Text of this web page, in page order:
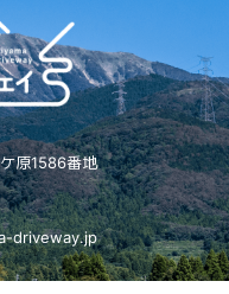
原1586番地
driveway.jp